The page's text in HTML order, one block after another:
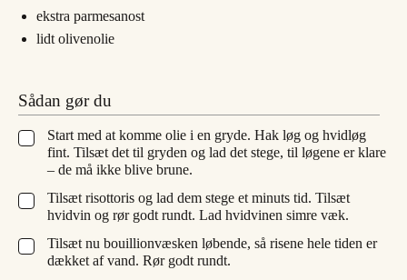
ekstra parmesanost
lidt olivenolie
Sådan gør du
▢
Start med at komme olie i en gryde. Hak løg og hvidløg
fint. Tilsæt det til gryden og lad det stege, til løgene er klare
– de må ikke blive brune.
▢
Tilsæt risottoris og lad dem stege et minuts tid. Tilsæt
hvidvin og rør godt rundt. Lad hvidvinen simre væk.
▢
Tilsæt nu bouillionvæsken løbende, så risene hele tiden er
dækket af vand. Rør godt rundt.